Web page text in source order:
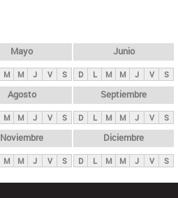
Mayo
M M J V S
Junio
D L M M J V S
Agosto
M M J V S
Septiembre
D L M M J V S
Noviembre
M M J V S
Diciembre
D L M M J V S